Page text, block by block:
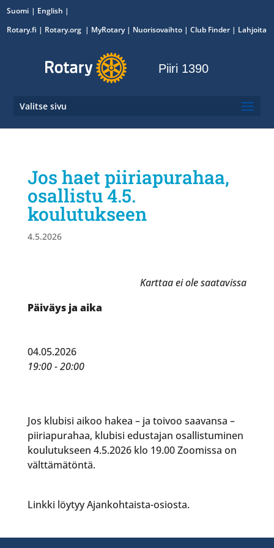
Suomi
English
Rotary.fi | Rotary.org | MyRotary| Nuorisovaihto | Club Finder | Lahjoita
Piiri 1390
Valitse sivu
Jos haet piiriapurahaa,
osallistu 4.5.
koulutukseen
4.5.2026
Karttaa ei ole saatavissa
Päiväys ja aika
04.05.2026
19:00 - 20:00
Jos klubisi aikoo hakea – ja toivoo saavansa –
piiriapurahaa, klubisi edustajan osallistuminen
koulutukseen 4.5.2026 klo 19.00 Zoomissa on
välttämätöntä.
Linkki löytyy Ajankohtaista-osiosta.